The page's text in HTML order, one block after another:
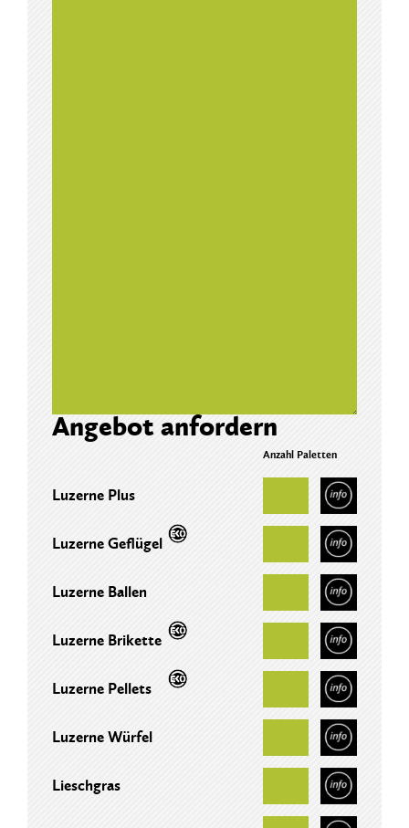
Angebot anfordern
Luzerne Plus
Anzahl Paletten
Luzerne Geflügel
Luzerne Ballen
Luzerne Brikette
Luzerne Pellets
Luzerne Würfel
Lieschgras